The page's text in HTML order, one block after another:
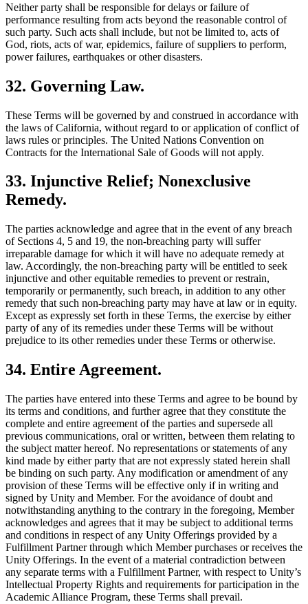
Neither party shall be responsible for delays or failure of
performance resulting from acts beyond the reasonable control of
such party. Such acts shall include, but not be limited to, acts of
God, riots, acts of war, epidemics, failure of suppliers to perform,
power failures, earthquakes or other disasters.
32. Governing Law.
These Terms will be governed by and construed in accordance with
the laws of California, without regard to or application of conflict of
laws rules or principles. The United Nations Convention on
Contracts for the International Sale of Goods will not apply.
33. Injunctive Relief; Nonexclusive
Remedy.
The parties acknowledge and agree that in the event of any breach
of Sections 4, 5 and 19, the non-breaching party will suffer
irreparable damage for which it will have no adequate remedy at
law. Accordingly, the non-breaching party will be entitled to seek
injunctive and other equitable remedies to prevent or restrain,
temporarily or permanently, such breach, in addition to any other
remedy that such non-breaching party may have at law or in equity.
Except as expressly set forth in these Terms, the exercise by either
party of any of its remedies under these Terms will be without
prejudice to its other remedies under these Terms or otherwise.
34. Entire Agreement.
The parties have entered into these Terms and agree to be bound by
its terms and conditions, and further agree that they constitute the
complete and entire agreement of the parties and supersede all
previous communications, oral or written, between them relating to
the subject matter hereof. No representations or statements of any
kind made by either party that are not expressly stated herein shall
be binding on such party. Any modification or amendment of any
provision of these Terms will be effective only if in writing and
signed by Unity and Member. For the avoidance of doubt and
notwithstanding anything to the contrary in the foregoing, Member
acknowledges and agrees that it may be subject to additional terms
and conditions in respect of any Unity Offerings provided by a
Fulfillment Partner through which Member purchases or receives the
Unity Offerings. In the event of a material contradiction between
any separate terms with a Fulfillment Partner, with respect to Unity’s
Intellectual Property Rights and requirements for participation in the
Academic Alliance Program, these Terms shall prevail.